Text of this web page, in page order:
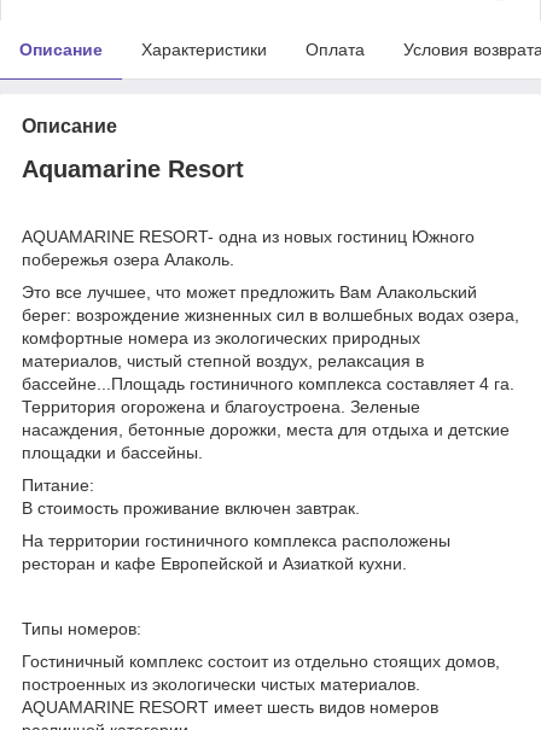
Описание Характеристики Оплата Условия
Описание
Aquamarine Resort
AQUAMARINE RESORT- одна из новых гостиниц Южного
побережья озера Алаколь.
Это все лучшее, что может предложить Вам Алакольский
берег: возрождение жизненных сил в волшебных водах озера,
комфортные номера из экологических природных
материалов, чистый степной воздух, релаксация в
бассейне...Площадь гостиничного комплекса составляет 4 га.
Территория огорожена и благоустроена. Зеленые
насаждения, бетонные дорожки, места для отдыха и детские
площадки и бассейны.
Питание:
В стоимость проживание включен завтрак.
На территории гостиничного комплекса расположены
ресторан и кафе Европейской и Азиаткой кухни.
Типы номеров:
Гостиничный комплекс состоит из отдельно стоящих домов,
построенных из экологически чистых материалов.
AQUAMARINE RESORT имеет шесть видов номеров